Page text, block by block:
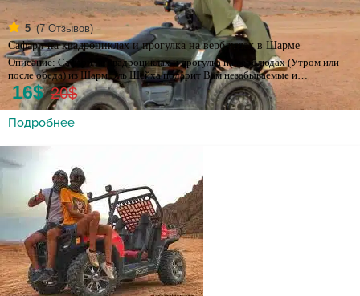
5 (7Отзывов)
Сафари на квадроциклах и прогулка на верблюдах в Шарме
Описание: Сафари на квадроциклах и прогулка на верблюдах (Утром или
после обеда) из Шарм Эль Шейха подарит Вам незабываемые и…
16$ 20$
Подробнее